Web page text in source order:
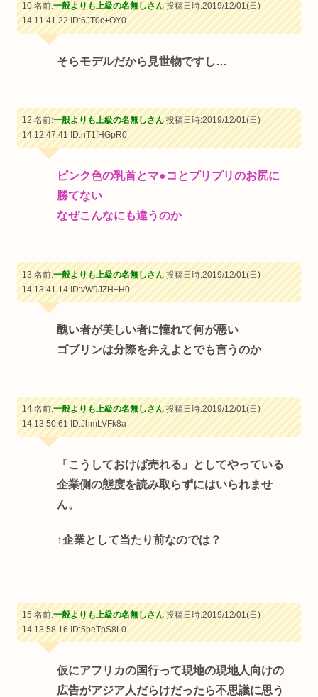
10 名前:一般よりも上級の名無しさん投稿日時:2019/12/01(日)
14:11:41.22ID:6JT0c+OY0
そらモデルだから見世物ですし…
12 名前:一般よりも上級の名無しさん投稿日時:2019/12/01(日)
14:12:47.41ID:nT1fHGpR0
ピンク色の乳首とマ●コとプリプリのお尻に
勝てない
なぜこんなにも違うのか
13 名前:一般よりも上級の名無しさん投稿日時:2019/12/01(日)
14:13:41.14ID:vW9JZH+H0
醜い者が美しい者に憧れて何が悪い
ゴブリンは分際を弁えよとでも言うのか
14 名前:一般よりも上級の名無しさん投稿日時:2019/12/01(日)
14:13:50.61ID:JhmLVFk8a
「こうしておけば売れる」としてやっている
企業側の態度を読み取らずにはいられませ
ん。
↑企業として当たり前なのでは？
15 名前:一般よりも上級の名無しさん投稿日時:2019/12/01(日)
14:13:58.16ID:5peTpS8L0
仮にアフリカの国行って現地の現地人向けの
広告がアジア人だらけだったら不思議に思う